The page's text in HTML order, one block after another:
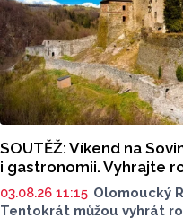
SOUTĚŽ: Víkend na
i gastronomii. Vyhrajte
03.08.26 11:15 Olomoucký
Tentokrát můžou vyhrát